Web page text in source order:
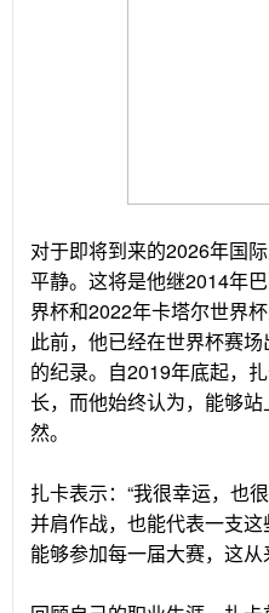
对于即将到来的2026年国
平静。这将是他继2014年
界杯和2022年卡塔尔世界
此前，他已经在世界杯赛
的纪录。自2019年底起，
长，而他始终认为，能够
然。
扎卡表示：“我很幸运，也
并肩作战，也能代表一支这
能够参加每一届大赛，这